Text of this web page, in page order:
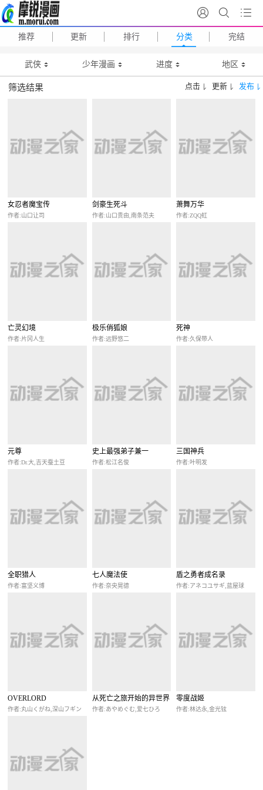
推荐 更新 排行 分类 完结
武侠 少年漫画 进度 地区
筛选结果 发布
更新
点击
女忍者魔宝传
作者:山口让司
剑豪生死斗
作者:山口贵由,南条范夫
萧舞万华
作者:ZQQ虹
亡灵幻境
作者:片冈人生
极乐俏狐娘
作者:远野悠二
死神
作者:久保带人
元尊
作者:Dr.大,吉天蚕土豆
史上最强弟子兼一
作者:松江名俊
三国神兵
作者:叶明发
全职猎人
作者:富坚义博
七人魔法使
作者:奈央晃德
盾之勇者成名录
作者:アネコユサギ,蓝屋球
OVERLORD
作者:丸山くがね,深山フギン
从死亡之旅开始的异世界
狂想曲
作者:あやめぐむ,爱七ひろ
零度战姬
作者:林达永,金光铉